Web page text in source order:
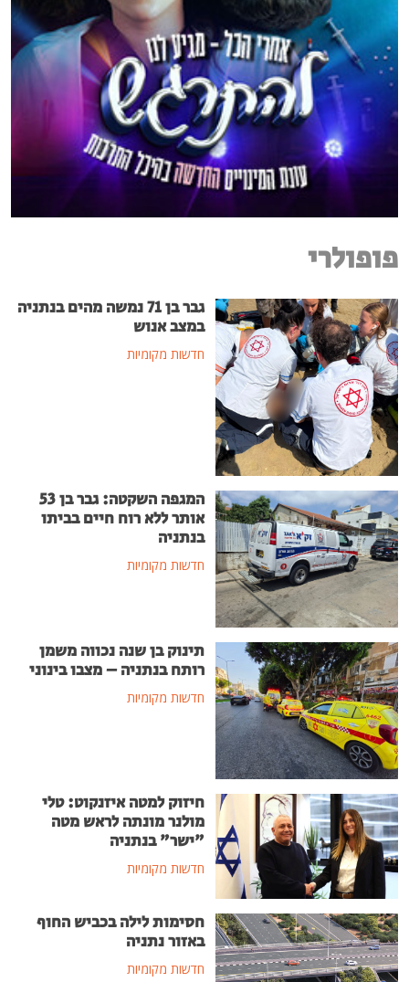
פופולרי
גבר בן 71 נמשה מהים בנתניה
במצב אנוש
חדשות מקומיות
המגפה השקטה: גבר בן 53
אותר ללא רוח חיים בביתו
בנתניה
חדשות מקומיות
תינוק בן שנה נכווה משמן
רותח בנתניה – מצבו בינוני
חדשות מקומיות
חיזוק למטה איזנקוט: טלי
מולנר מונתה לראש מטה
"ישר" בנתניה
חדשות מקומיות
חסימות לילה בכביש החוף
באזור נתניה
חדשות מקומיות